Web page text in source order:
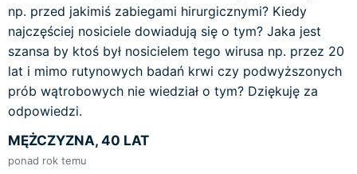
np. przed jakimiś zabiegami hirurgicznymi? Kiedy
najczęściej nosiciele dowiadują się o tym? Jaka jest
szansa by ktoś był nosicielem tego wirusa np. przez 20
lat i mimo rutynowych badań krwi czy podwyższonych
prób wątrobowych nie wiedział o tym? Dziękuję za
odpowiedzi.
MĘŻCZYZNA, 40 LAT
ponad rok temu